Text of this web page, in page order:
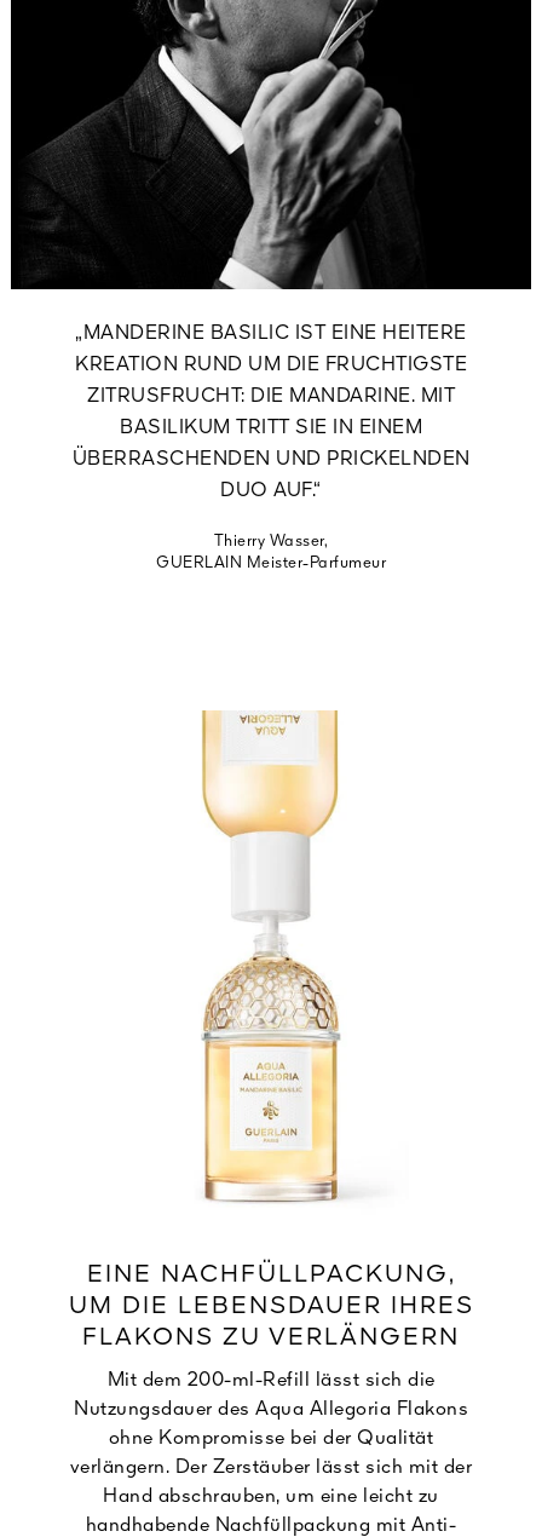
„MANDERINE BASILIC IST EINE HEITERE
KREATION RUND UM DIE FRUCHTIGSTE
ZITRUSFRUCHT: DIE MANDARINE. MIT
BASILIKUM TRITT SIE IN EINEM
ÜBERRASCHENDEN UND PRICKELNDEN
DUO AUF.“
Thierry Wasser,
GUERLAIN Meister-Parfumeur
EINE NACHFÜLLPACKUNG,
UM DIE LEBENSDAUER IHRES
FLAKONS ZU VERLÄNGERN
Mit dem 200-ml-Refill lässt sich die
Nutzungsdauer des Aqua Allegoria Flakons
ohne Kompromisse bei der Qualität
verlängern. Der Zerstäuber lässt sich mit der
Hand abschrauben, um eine leicht zu
handhabende Nachfüllpackung mit Anti-